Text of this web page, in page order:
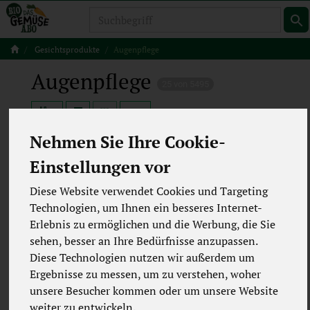
Nehmen Sie Ihre Cookie-
Einstellungen vor
Diese Website verwendet Cookies und Targeting
Technologien, um Ihnen ein besseres Internet-
Erlebnis zu ermöglichen und die Werbung, die Sie
sehen, besser an Ihre Bedürfnisse anzupassen.
Diese Technologien nutzen wir außerdem um
Ergebnisse zu messen, um zu verstehen, woher
unsere Besucher kommen oder um unsere Website
Gesichtsprodukte Augenpflege
Augenpflege
12
Hersteller Ernährung
Allergene Merkmale